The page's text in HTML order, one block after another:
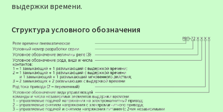
выдержки времени.
Структура условного обозначения